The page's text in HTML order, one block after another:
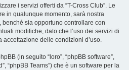
i servizi offerti da “T-Cross Club”. Le
in qualunque momento, sarà nostra
sia opportuno controllare con
modifiche, dato che l’uso dei servizi di
accettazione delle condizioni d’uso.
(in seguito “loro”, “phpBB software”,
“phpBB Teams”) che è un software per la